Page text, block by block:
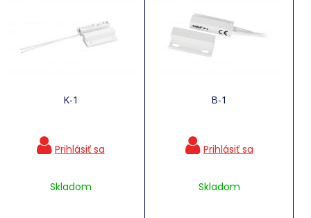
K-1
Skladom
B-1
Skladom